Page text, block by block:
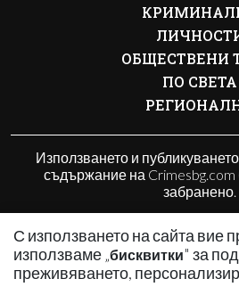
С използването на сайта вие
използваме „бисквитки" за
преживяването,
ОБЩЕСТВЕНИ
ПО СВЕТА
Използването и
съдържание на
забранено.
© 2010 - 2026 |
РЕКЛАМА